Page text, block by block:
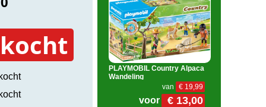
PLAYMOBIL Country Alpaca
Wandeling
€ 19,99
van
€ 13,00
voor